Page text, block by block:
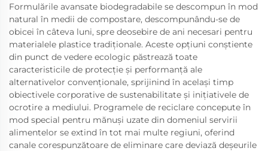
Formulările avansate biodegradabile se descompun în mod
natural în medii de compostare, descompunându-se de
obicei în câteva luni, spre deosebire de ani necesari pentru
materialele plastice tradiționale. Aceste opțiuni conștiente
din punct de vedere ecologic păstrează toate
caracteristicile de protecție și performanță ale
alternativelor convenționale, sprijinind în același timp
obiectivele corporative de sustenabilitate și inițiativele de
ocrotire a mediului. Programele de reciclare concepute în
mod special pentru mănuși uzate din domeniul servirii
alimentelor se extind în tot mai multe regiuni, oferind
canale corespunzătoare de eliminare care deviază deșeurile